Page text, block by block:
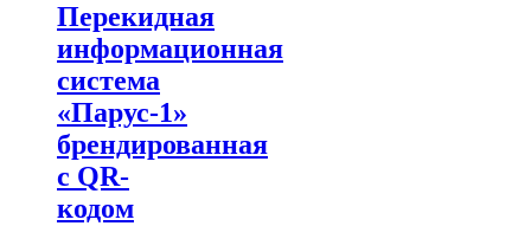
Перекидная
информационная
система
«Парус-1»
брендированная
с QR-
кодом